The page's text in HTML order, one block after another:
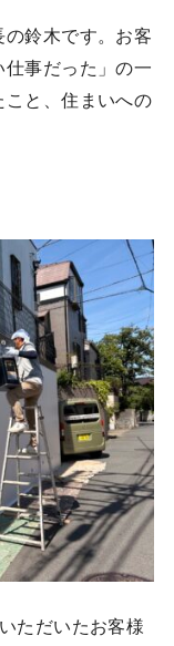
鈴木です。お客
事だった」の一
と、住まいへの
ただいたお客様